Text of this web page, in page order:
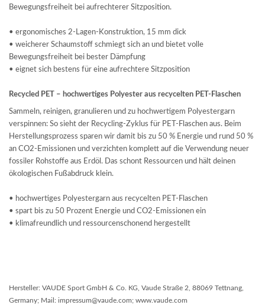
Bewegungsfreiheit bei aufrechterer Sitzposition.
• ergonomisches 2-Lagen-Konstruktion, 15 mm dick
• weicherer Schaumstoff schmiegt sich an und bietet volle
Bewegungsfreiheit bei bester Dämpfung
• eignet sich bestens für eine aufrechtere Sitzposition
Recycled PET – hochwertiges Polyester aus recycelten PET-Flaschen
Sammeln, reinigen, granulieren und zu hochwertigem Polyestergarn
verspinnen: So sieht der Recycling-Zyklus für PET-Flaschen aus. Beim
Herstellungsprozess sparen wir damit bis zu 50 % Energie und rund 50 %
an CO2-Emissionen und verzichten komplett auf die Verwendung neuer
fossiler Rohstoffe aus Erdöl. Das schont Ressourcen und hält deinen
ökologischen Fußabdruck klein.
• hochwertiges Polyestergarn aus recycelten PET-Flaschen
• spart bis zu 50 Prozent Energie und CO2-Emissionen ein
• klimafreundlich und ressourcenschonend hergestellt
Hersteller: VAUDE Sport GmbH & Co. KG, Vaude Straße 2, 88069 Tettnang,
Germany; Mail: impressum@vaude.com; www.vaude.com